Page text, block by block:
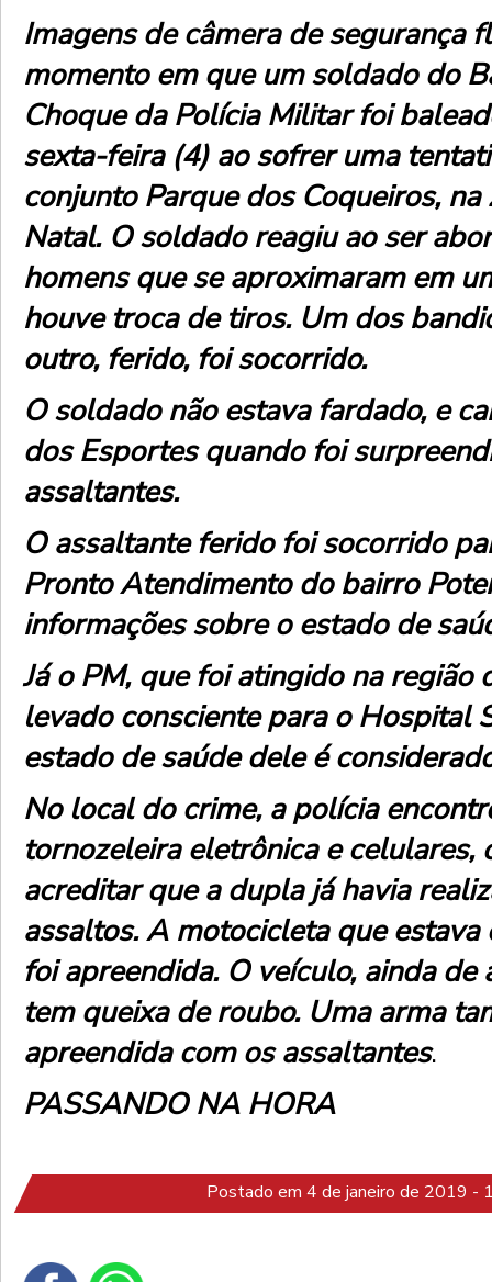
Imagens de câmera de segurança
momento em que um soldado do
Choque da Polícia Militar foi
sexta-feira (4) ao sofrer uma
conjunto Parque dos Coqueiros,
Natal. O soldado reagiu ao ser
homens que se aproximaram em
houve troca de tiros. Um dos
outro, ferido, foi socorrido.
O soldado não estava fardado, e
dos Esportes quando foi
assaltantes.
O assaltante ferido foi socorrido
Pronto Atendimento do bairro
informações sobre o estado de
Já o PM, que foi atingido na região
levado consciente para o Hospital
estado de saúde dele é
No local do crime, a polícia
tornozeleira eletrônica e celulares,
acreditar que a dupla já havia
assaltos. A motocicleta que
foi apreendida. O veículo, ainda de
tem queixa de roubo. Uma arma
apreendida com os assaltantes.
PASSANDO NA HORA
Postado em 4 de janeiro de 2019 -